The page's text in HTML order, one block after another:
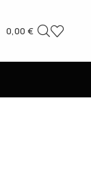
0,00€